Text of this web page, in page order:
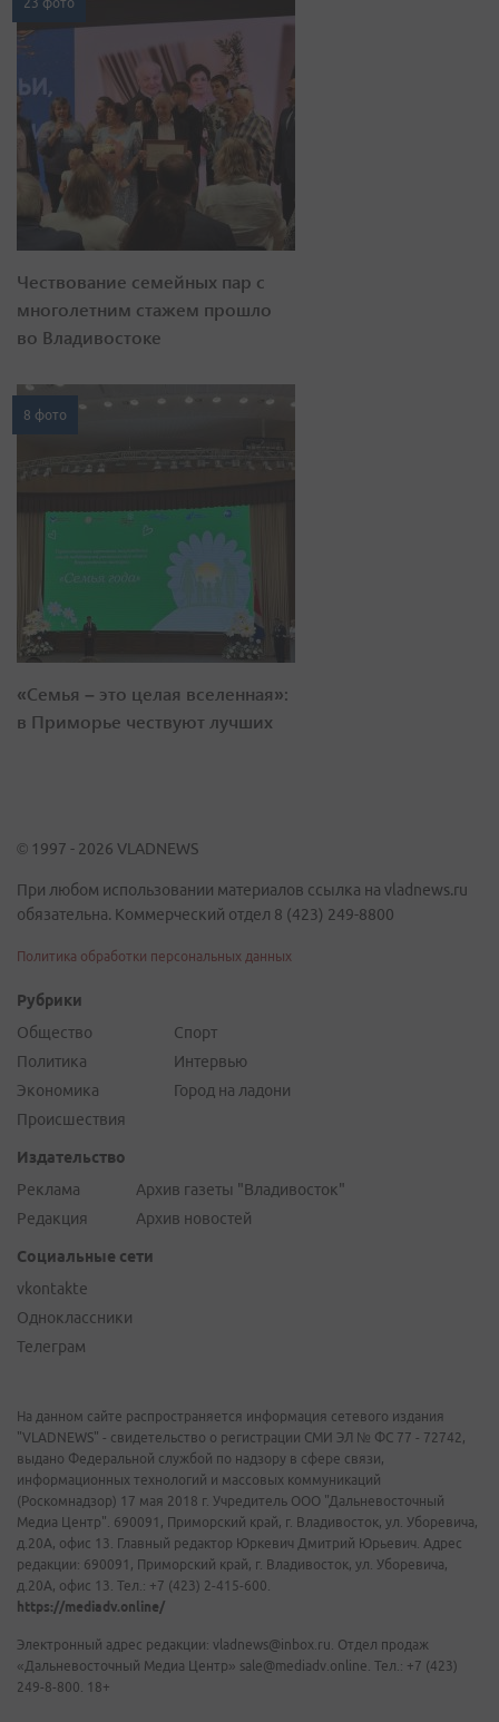
Чествование семейных пар с
многолетним стажем прошло
во Владивостоке
8 фото
«Семья – это целая вселенная»:
в Приморье чествуют лучших
© 1997 - 2026 VLADNEWS
При любом использовании материалов ссылка на vladnews.ru
обязательна. Коммерческий отдел 8 (423) 249-8800
Политика обработки персональных данных
Рубрики
Общество
Политика
Экономика
Происшествия
Спорт
Интервью
Город на ладони
Издательство
Реклама
Редакция
Архив газеты "Владивосток"
Архив новостей
Социальные сети
vkontakte
Одноклассники
Телеграм
На данном сайте распространяется информация сетевого издания
"VLADNEWS" - свидетельство о регистрации СМИ ЭЛ № ФС 77 - 72742,
выдано Федеральной службой по надзору в сфере связи,
информационных технологий и массовых коммуникаций
(Роскомнадзор) 17 мая 2018 г. Учредитель ООО "Дальневосточный
Медиа Центр". 690091, Приморский край, г. Владивосток, ул. Уборевича,
д.20А, офис 13. Главный редактор Юркевич Дмитрий Юрьевич. Адрес
редакции: 690091, Приморский край, г. Владивосток, ул. Уборевича,
д.20А, офис 13. Тел.: +7 (423) 2-415-600.
https://mediadv.online/
Электронный адрес редакции: vladnews@inbox.ru. Отдел продаж
«Дальневосточный Медиа Центр» sale@mediadv.online. Тел.: +7 (423)
249-8-800. 18+